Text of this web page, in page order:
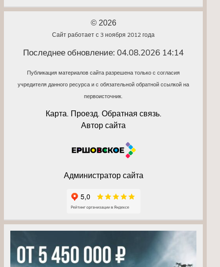
© 2026
Сайт работает с 3 ноября 2012 года
Последнее обновление: 04.08.2026 14:14
Публикация материалов сайта разрешена только с согласия
учредителя данного ресурса и с обязательной обратной ссылкой на
первоисточник.
Карта. Проезд. Обратная связь.
Автор сайта
Администратор сайта